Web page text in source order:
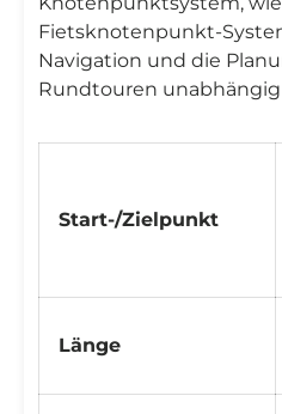
Fietsknotenpunkt-
Navigation und die
Rundtouren
Start-/Zielpunkt
Länge